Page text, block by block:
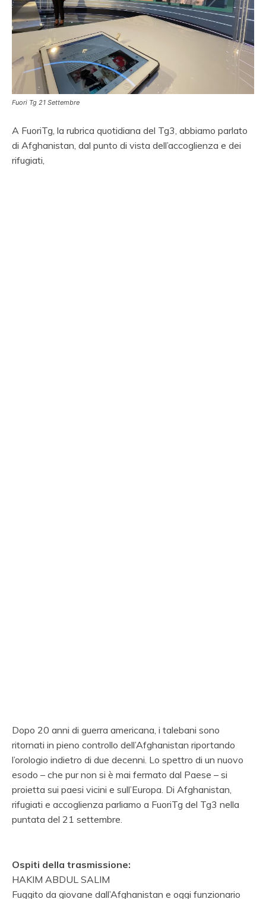
Fuori Tg 21 Settembre
A FuoriTg, la rubrica quotidiana del Tg3, abbiamo parlato
di Afghanistan, dal punto di vista dell’accoglienza e dei
rifugiati,
Dopo 20 anni di guerra americana, i talebani sono
ritornati in pieno controllo dell’Afghanistan riportando
l’orologio indietro di due decenni. Lo spettro di un nuovo
esodo – che pur non si è mai fermato dal Paese – si
proietta sui paesi vicini e sull’Europa. Di Afghanistan,
rifugiati e accoglienza parliamo a FuoriTg del Tg3 nella
puntata del 21 settembre.
Ospiti della trasmissione:
HAKIM ABDUL SALIM
Fuggito da giovane dall’Afghanistan e oggi funzionario